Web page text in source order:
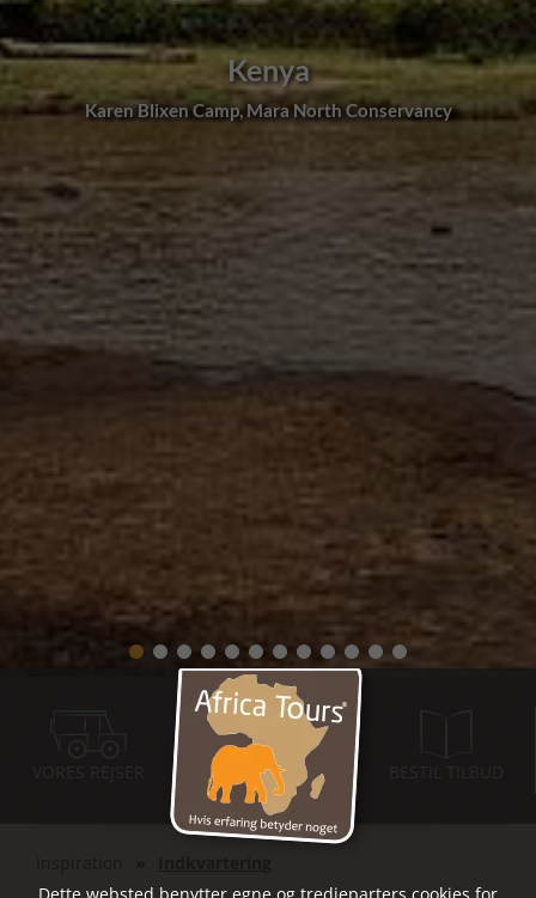
Kenya
Karen Blixen Camp, Mara North Conservancy
INSPIRATIONS-
MØDER